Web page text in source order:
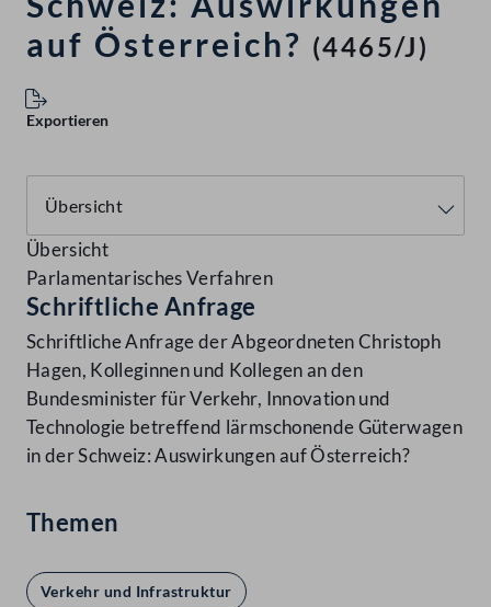
auf Österreich? (4465/J)
Exportieren
Übersicht
Parlamentarisches Verfahren
Schriftliche Anfrage
Schriftliche Anfrage der Abgeordneten Christoph
Hagen, Kolleginnen und Kollegen an den
Bundesminister für Verkehr, Innovation und
Technologie betreffend lärmschonende Güterwagen
in der Schweiz: Auswirkungen auf Österreich?
Themen
Verkehr und Infrastruktur